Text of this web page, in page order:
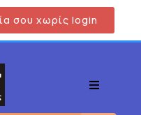
σου χωρίς login